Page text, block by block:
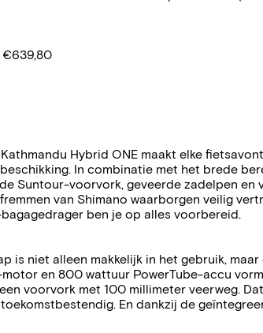
€639,80
Hybrid ONE maakt elke
In combinatie met het brede
Suntour-voorvork, geveerde zadelpen
van Shimano waarborgen veilig
ben je op alles voorbereid.
is niet alleen makkelijk in het gebruik,
en 800 wattuur PowerTube-accu
voorvork met 100 millimeter veerweg.
En dankzij de